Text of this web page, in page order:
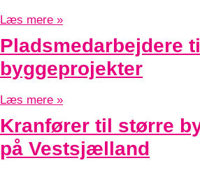
Læs mere »
Pladsmedarbejdere
byggeprojekter
Læs mere »
Kranfører til større
på Vestsjælland